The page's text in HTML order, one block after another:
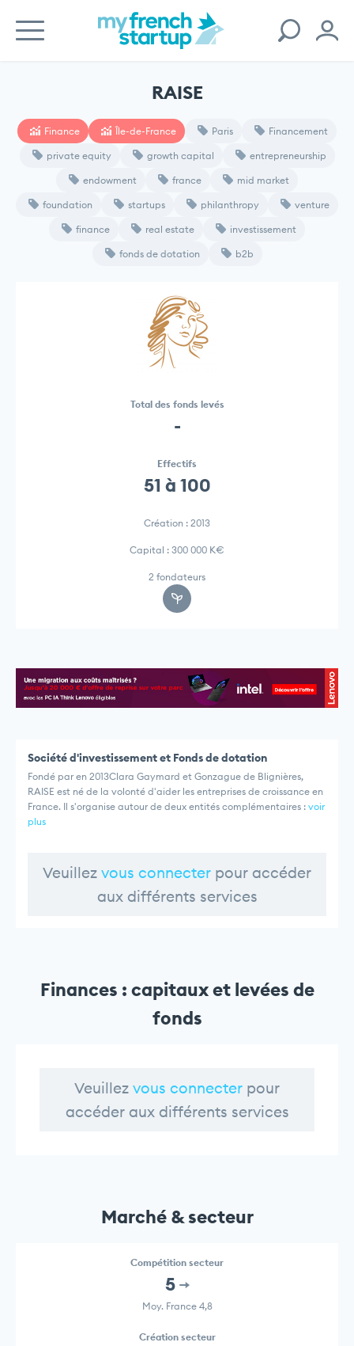
RAISE
Finance Île-de-France Paris Financement
private equity growth capital entrepreneurship
endowment france mid market
foundation startups philanthropy venture
finance real estate investissement
fonds de dotation b2b
Total des fonds levés
-
Effectifs
51 à 100
Création : 2013
Capital : 300 000 K€
2 fondateurs
Société d'investissement et Fonds de dotation
Fondé par en 2013Clara Gaymard et Gonzague de Blignières,
RAISE est né de la volonté d'aider les entreprises de croissance en
France. Il s'organise autour de deux entités complémentaires : voir
plus
Veuillez vous connecter pour accéder
aux différents services
Finances : capitaux et levées de
fonds
Veuillez vous connecter pour
accéder aux différents services
Marché & secteur
Compétition secteur
5
Moy. France 4,8
Création secteur